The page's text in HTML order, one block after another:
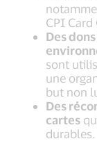
CPI
Des
sont
une
but non
Des
cartes
durables.